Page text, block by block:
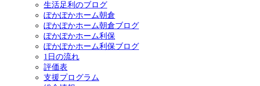
生活足利のブログ
ぽかぽかホーム朝倉
ぽかぽかホーム朝倉ブログ
ぽかぽかホーム利保
ぽかぽかホーム利保ブログ
1日の流れ
評価表
支援プログラム